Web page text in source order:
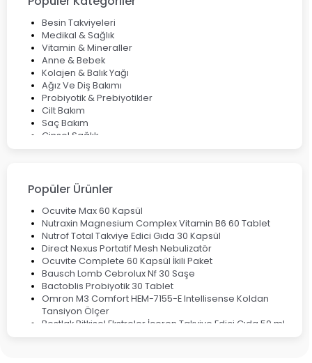
Bocavirüs Enfeksiyonu Hakkında Bilmeniz Gerekenler
Deep Flex Topraklama Matı Nedir? Detaylı Rehber
Mumiyo Nedir? Faydaları ve Kullanım Alanları Nelerdir?
Besin Takviyeleri
Medikal & Sağlık
Vitamin & Mineraller
Anne & Bebek
Kolajen & Balık Yağı
Ağız Ve Diş Bakımı
Probiyotik & Prebiyotikler
Cilt Bakım
Saç Bakım
Cinsel Sağlık
Popüler Ürünler
Ocuvite Max 60 Kapsül
Nutraxin Magnesium Complex Vitamin B6 60 Tablet
Nutrof Total Takviye Edici Gıda 30 Kapsül
Direct Nexus Portatif Mesh Nebulizatör
Ocuvite Complete 60 Kapsül İkili Paket
Bausch Lomb Cebrolux Nf 30 Saşe
Bactoblis Probiyotik 30 Tablet
Omron M3 Comfort HEM-7155-E Intellisense Koldan
Tansiyon Ölçer
Bestlak Bitkisel Ekstreler İçeren Takviye Edici Gıda 50 ml